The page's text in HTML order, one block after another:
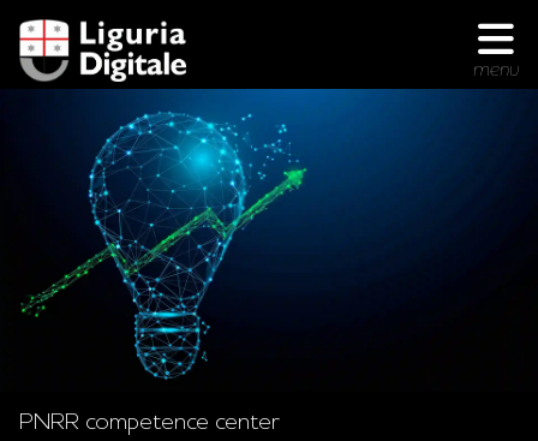
menu
PNRR competence center